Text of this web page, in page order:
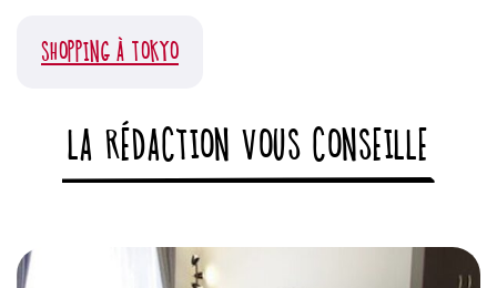
SHOPPING À TOKYO
LA RÉDACTION VOUS CONSEILLE